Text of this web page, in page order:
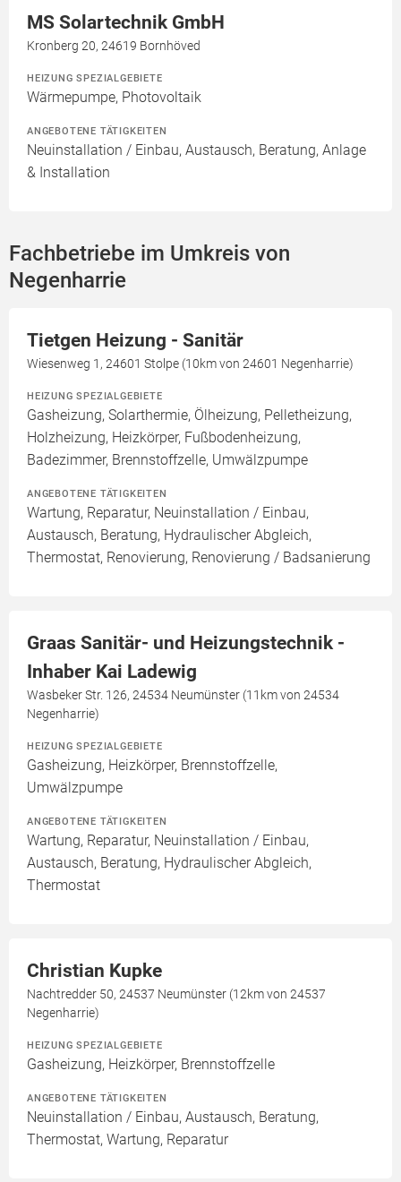
MS Solartechnik GmbH
Kronberg 20, 24619 Bornhöved
HEIZUNG SPEZIALGEBIETE
Wärmepumpe, Photovoltaik
ANGEBOTENE TÄTIGKEITEN
Neuinstallation / Einbau, Austausch, Beratung, Anlage
& Installation
Fachbetriebe im Umkreis von
Negenharrie
Tietgen Heizung - Sanitär
Wiesenweg 1, 24601 Stolpe (10km von 24601 Negenharrie)
HEIZUNG SPEZIALGEBIETE
Gasheizung, Solarthermie, Ölheizung, Pelletheizung,
Holzheizung, Heizkörper, Fußbodenheizung,
Badezimmer, Brennstoffzelle, Umwälzpumpe
ANGEBOTENE TÄTIGKEITEN
Wartung, Reparatur, Neuinstallation / Einbau,
Austausch, Beratung, Hydraulischer Abgleich,
Thermostat, Renovierung, Renovierung / Badsanierung
Graas Sanitär- und Heizungstechnik -
Inhaber Kai Ladewig
Wasbeker Str. 126, 24534 Neumünster (11km von 24534
Negenharrie)
HEIZUNG SPEZIALGEBIETE
Gasheizung, Heizkörper, Brennstoffzelle,
Umwälzpumpe
ANGEBOTENE TÄTIGKEITEN
Wartung, Reparatur, Neuinstallation / Einbau,
Austausch, Beratung, Hydraulischer Abgleich,
Thermostat
Christian Kupke
Nachtredder 50, 24537 Neumünster (12km von 24537
Negenharrie)
HEIZUNG SPEZIALGEBIETE
Gasheizung, Heizkörper, Brennstoffzelle
ANGEBOTENE TÄTIGKEITEN
Neuinstallation / Einbau, Austausch, Beratung,
Thermostat, Wartung, Reparatur